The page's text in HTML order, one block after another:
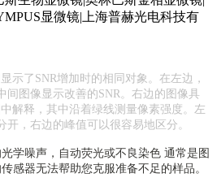
示了SNR增加时的相同对象。在左边，
间图像显示改善的SNR。右边的图像具
解释，其中沿着绿线测量像素强度。左
开，右边的峰值可以很容易地区分。
学噪声，自动荧光或不良染色 通常是图
感器无法帮助您克服准备不足的样品。